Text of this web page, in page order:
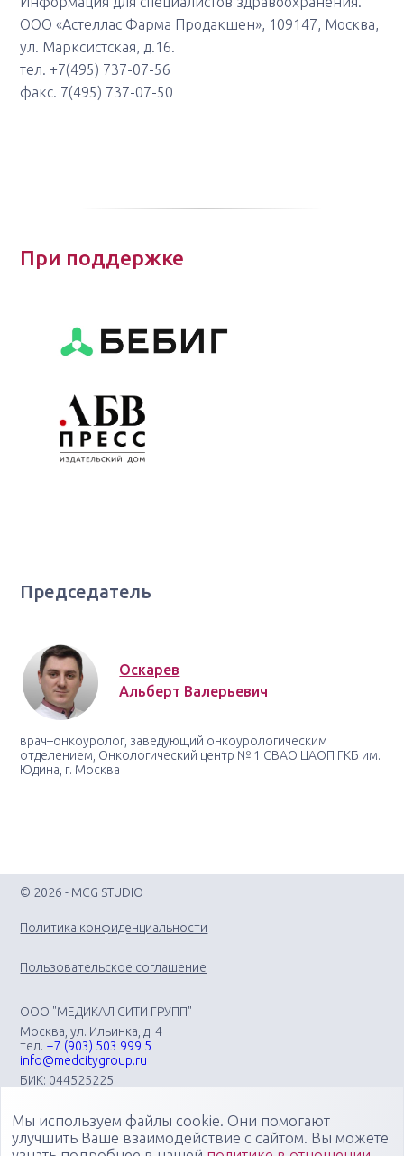
ООО «Астеллас Фарма Продакшен», 109147, Москва,
ул. Марксистская, д.16.
тел. +7(495) 737-07-56
факс. 7(495) 737-07-50
При поддержке
Председатель
Оскарев
Альберт Валерьевич
врач–онкоуролог, заведующий онкоурологическим
отделением, Онкологический центр № 1 СВАО ЦАОП ГКБ им.
Юдина, г. Москва
© 2026 - MCG STUDIO
Политика конфиденциальности
Пользовательское соглашение
ООО "МЕДИКАЛ СИТИ ГРУПП"
Москва, ул. Ильинка, д. 4
тел. +7 (903) 503 999 5
info@medcitygroup.ru
БИК: 044525225
Организация научно-практических медицинских
мероприятий различного профиля: конгрессов, форумов,
Мы используем файлы cookie. Они помогают
улучшить Ваше взаимодействие с сайтом. Вы можете